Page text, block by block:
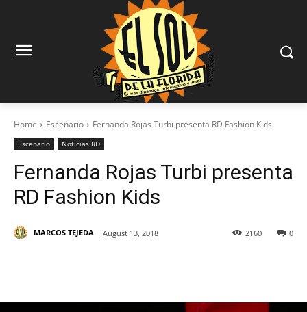
Home Escenario Fernanda Rojas Turbi presenta RD Fashion Kids
Escenario Noticias RD
Fernanda Rojas Turbi presenta
RD Fashion Kids
MARCOS TEJEDA August 13, 2018 0
2160